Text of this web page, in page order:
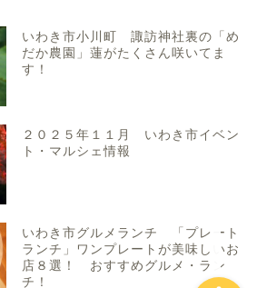
いわき市小川町 諏訪神社裏の「め
だか農園」蓮がたくさん咲いてま
す！
２０２５年１１月 いわき市イベン
ト・マルシェ情報
いわき市グルメランチ 「プレート
ランチ」ワンプレートが美味しいお
店８選！ おすすめグルメ・ラン
チ！
穴場・スポット！
プロフィール（問い合わ